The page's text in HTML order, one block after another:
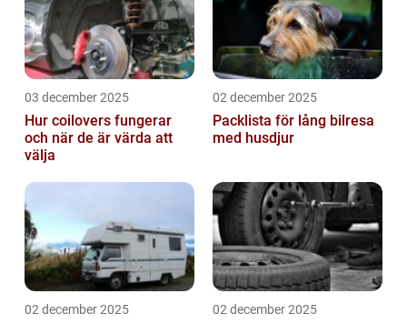
03 december 2025
Hur coilovers fungerar
och när de är värda att
välja
02 december 2025
Packlista för lång bilresa
med husdjur
02 december 2025 02 december 2025